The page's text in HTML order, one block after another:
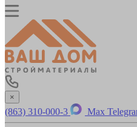
×
(863) 310-000-3 Max